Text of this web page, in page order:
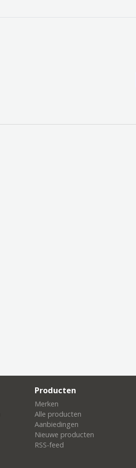
Producten
Merken
Alle producten
Aanbiedingen
Nieuwe producten
RSS-feed